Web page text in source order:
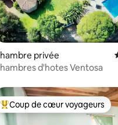
sur 5
sur la base de 6
privée
Chambres d'hotes Ventosa
Coups de cœur voyageurs les
Coup de cœur voyageurs